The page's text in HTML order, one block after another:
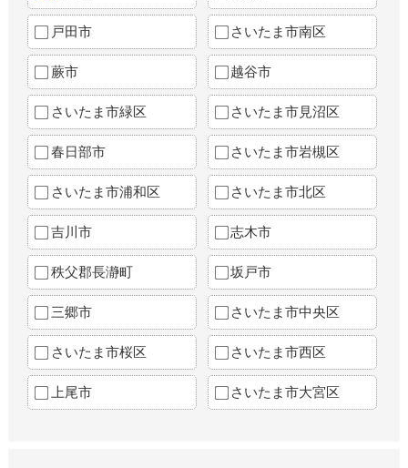
戸田市 さいたま市南区
蕨市 越谷市
さいたま市緑区 さいたま市見沼区
春日部市 さいたま市岩槻区
さいたま市浦和区 さいたま市北区
吉川市 志木市
秩父郡長瀞町 坂戸市
三郷市 さいたま市中央区
さいたま市桜区 さいたま市西区
上尾市 さいたま市大宮区